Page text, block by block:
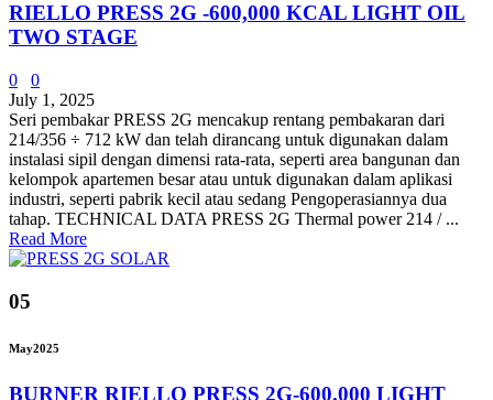
RIELLO PRESS 2G -600,000 KCAL LIGHT OIL
TWO STAGE
0
0
July 1, 2025
Seri pembakar PRESS 2G mencakup rentang pembakaran dari
214/356 ÷ 712 kW dan telah dirancang untuk digunakan dalam
instalasi sipil dengan dimensi rata-rata, seperti area bangunan dan
kelompok apartemen besar atau untuk digunakan dalam aplikasi
industri, seperti pabrik kecil atau sedang Pengoperasiannya dua
tahap. TECHNICAL DATA PRESS 2G Thermal power 214 / ...
Read More
05
May2025
BURNER RIELLO PRESS 2G-600.000 LIGHT